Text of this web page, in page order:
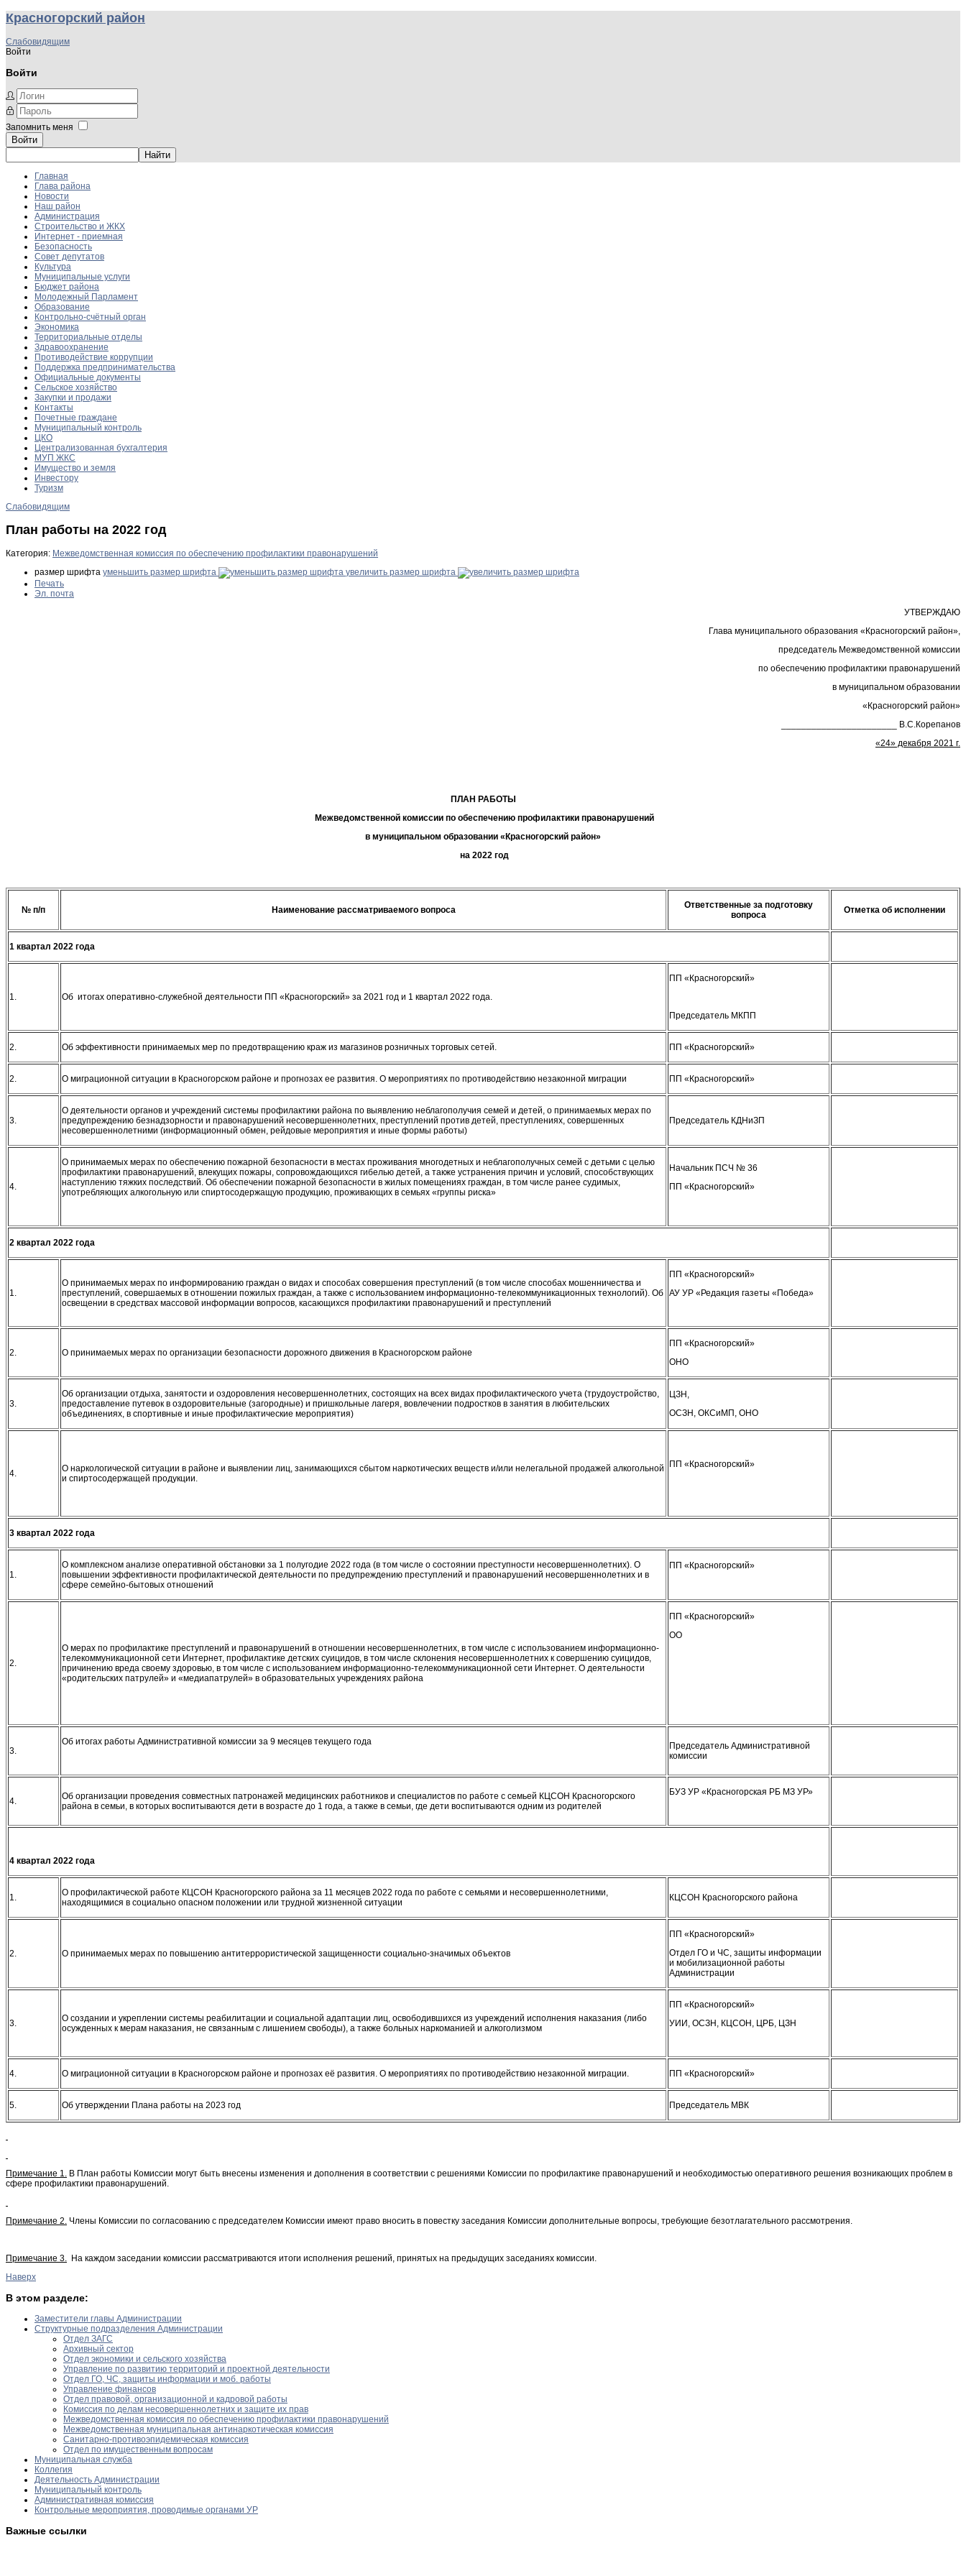
Красногорский район
Слабовидящим
Войти
Войти
Запомнить меня
Войти
Главная
Глава района
Новости
Наш район
Администрация
Строительство и ЖКХ
Интернет - приемная
Безопасность
Совет депутатов
Культура
Муниципальные услуги
Бюджет района
Молодежный Парламент
Образование
Контрольно-счётный орган
Экономика
Территориальные отделы
Здравоохранение
Противодействие коррупции
Поддержка предпринимательства
Официальные документы
Сельское хозяйство
Закупки и продажи
Контакты
Почетные граждане
Муниципальный контроль
ЦКО
Централизованная бухгалтерия
МУП ЖКС
Имущество и земля
Инвестору
Туризм
Слабовидящим
План работы на 2022 год
Категория: Межведомственная комиссия по обеспечению профилактики правонарушений
размер шрифта уменьшить размер шрифта
увеличить размер шрифта
Печать
Эл. почта
УТВЕРЖДАЮ
Глава муниципального образования «Красногорский район»,
председатель Межведомственной комиссии
по обеспечению профилактики правонарушений
в муниципальном образовании
«Красногорский район»
_______________________ В.С.Корепанов
«24» декабря 2021 г.
ПЛАН РАБОТЫ
Межведомственной комиссии по обеспечению профилактикиправонарушений
в муниципальном образовании «Красногорский район»
на 2022 год
№ п/п Наименование рассматриваемого вопроса
Ответственные за подготовку
вопроса
Отметка об исполнении
1 квартал 2022 года
1. Об итогах оперативно-служебной деятельности ПП «Красногорский» за 2021 год и 1 квартал 2022 года.
ПП «Красногорский»
Председатель МКПП
2. Об эффективности принимаемых мер по предотвращению краж из магазинов розничных торговых сетей. ПП «Красногорский»
2. О миграционной ситуации в Красногорском районе и прогнозах ее развития. О мероприятиях по противодействию незаконной миграции ПП «Красногорский»
3.
О деятельности органов и учреждений системы профилактики района по выявлению неблагополучия семей и детей, о принимаемых мерах по
предупреждению безнадзорности и правонарушений несовершеннолетних, преступлений против детей, преступлениях, совершенных
несовершеннолетними (информационный обмен, рейдовые мероприятия и иные формы работы)
Председатель КДНиЗП
4.
О принимаемых мерах по обеспечению пожарной безопасности в местах проживания многодетных и неблагополучных семей с детьми с целью
профилактики правонарушений, влекущих пожары, сопровождающихся гибелью детей, а также устранения причин и условий, способствующих
наступлению тяжких последствий. Об обеспечении пожарной безопасности в жилых помещениях граждан, в том числе ранее судимых,
употребляющих алкогольную или спиртосодержащую продукцию, проживающих в семьях «группы риска»
Начальник ПСЧ № 36
ПП «Красногорский»
2 квартал 2022 года
1.
О принимаемых мерах по информированию граждан о видах и способах совершения преступлений (в том числе способах мошенничества и
преступлений, совершаемых в отношении пожилых граждан, а также с использованием информационно-телекоммуникационных технологий). Об
освещении в средствах массовой информации вопросов, касающихся профилактики правонарушений и преступлений
ПП «Красногорский»
АУ УР «Редакция газеты «Победа»
2. О принимаемых мерах по организации безопасности дорожного движения в Красногорском районе
ПП «Красногорский»
ОНО
3.
Об организации отдыха, занятости и оздоровления несовершеннолетних, состоящих на всех видах профилактического учета (трудоустройство,
предоставление путевок в оздоровительные (загородные) и пришкольные лагеря, вовлечении подростков в занятия в любительских
объединениях, в спортивные и иные профилактические мероприятия)
ЦЗН,
ОСЗН, ОКСиМП, ОНО
4.
О наркологической ситуации в районе и выявлении лиц, занимающихся сбытом наркотических веществ и/или нелегальной продажей алкогольной
и спиртосодержащей продукции.
ПП «Красногорский»
3 квартал 2022 года
1.
О комплексном анализе оперативной обстановки за 1 полугодие 2022 года (в том числе о состоянии преступности несовершеннолетних). О
повышении эффективности профилактической деятельности по предупреждению преступлений и правонарушений несовершеннолетних и в
сфере семейно-бытовых отношений
ПП «Красногорский»
2.
О мерах по профилактике преступлений и правонарушений в отношении несовершеннолетних, в том числе с использованием информационно-
телекоммуникационной сети Интернет, профилактике детских суицидов, в том числе склонения несовершеннолетних к совершению суицидов,
причинению вреда своему здоровью, в том числе с использованием информационно-телекоммуникационной сети Интернет. О деятельности
«родительских патрулей» и «медиапатрулей» в образовательных учреждениях района
ПП «Красногорский»
ОО
3.
Об итогах работы Административной комиссии за 9 месяцев текущего года
Председатель Административной
комиссии
4.
Об организации проведения совместных патронажей медицинских работников и специалистов по работе с семьей КЦСОН Красногорского
района в семьи, в которых воспитываются дети в возрасте до 1 года, а также в семьи, где дети воспитываются одним из родителей
БУЗ УР «Красногорская РБ МЗ УР»
4 квартал 2022 года
1.
О профилактической работе КЦСОН Красногорского района за 11 месяцев 2022 года по работе с семьями и несовершеннолетними,
находящимися в социально опасном положении или трудной жизненной ситуации
КЦСОН Красногорского района
2. О принимаемых мерах по повышению антитеррористической защищенности социально-значимых объектов
ПП «Красногорский»
Отдел ГО и ЧС, защиты информации
и мобилизационной работы
Администрации
3.
О создании и укреплении системы реабилитации и социальной адаптации лиц, освободившихся из учреждений исполнения наказания (либо
осужденных к мерам наказания, не связанным с лишением свободы), а также больных наркоманией и алкоголизмом
ПП «Красногорский»
УИИ, ОСЗН, КЦСОН, ЦРБ, ЦЗН
4. О миграционной ситуации в Красногорском районе и прогнозах её развития. О мероприятиях по противодействию незаконной миграции. ПП «Красногорский»
5. Об утверждении Плана работы на 2023 год Председатель МВК
Примечание 1. В План работы Комиссии могут быть внесены изменения и дополнения в соответствии с решениями Комиссии по профилактике правонарушений и необходимостью оперативного решения возникающих проблем в
сфере профилактики правонарушений.
Примечание 2. Члены Комиссии по согласованию с председателем Комиссии имеют право вносить в повестку заседания Комиссии дополнительные вопросы, требующие безотлагательного рассмотрения.
Примечание 3. На каждом заседании комиссии рассматриваются итоги исполнения решений, принятых на предыдущих заседаниях комиссии.
Наверх
В этом разделе:
Заместители главы Администрации
Структурные подразделения Администрации
Отдел ЗАГС
Архивный сектор
Отдел экономики и сельского хозяйства
Управление по развитию территорий и проектной деятельности
Отдел ГО, ЧС, защиты информации и моб. работы
Управление финансов
Отдел правовой, организационной и кадровой работы
Комиссия по делам несовершеннолетних и защите их прав
Межведомственная комиссия по обеспечению профилактики правонарушений
Межведомственная муниципальная антинаркотическая комиссия
Санитарно-противоэпидемическая комиссия
Отдел по имущественным вопросам
Муниципальная служба
Коллегия
Деятельность Администрации
Муниципальный контроль
Административная комиссия
Контрольные мероприятия, проводимые органами УР
Важные ссылки